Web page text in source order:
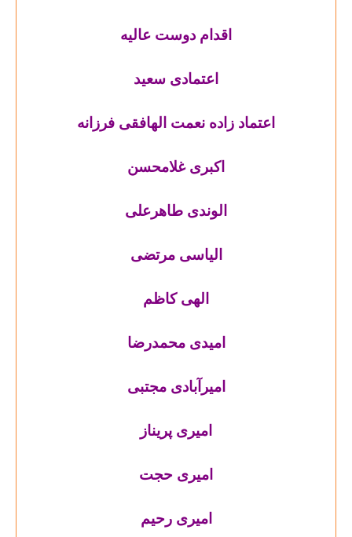
اقدام دوست عالیه
اعتمادی سعید
اعتماد زاده نعمت الهافقی فرزانه
اکبری غلامحسن
الوندی طاهرعلی
الیاسی مرتضی
الهی کاظم
امیدی محمدرضا
امیرآبادی مجتبی
امیری پریناز
امیری حجت
امیری رحیم